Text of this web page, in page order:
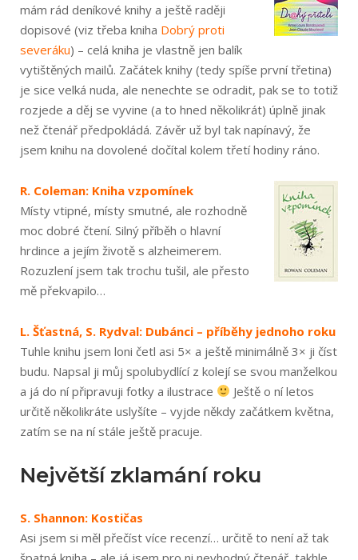
mám rád deníkové knihy a ještě raději
dopisové (viz třeba kniha Dobrý proti
severáku) – celá kniha je vlastně jen balík
vytištěných mailů. Začátek knihy (tedy spíše první třetina)
je sice velká nuda, ale nenechte se odradit, pak se to totiž
rozjede a děj se vyvine (a to hned několikrát) úplně jinak
než čtenář předpokládá. Závěr už byl tak napínavý, že
jsem knihu na dovolené dočítal kolem třetí hodiny ráno.
R. Coleman: Kniha vzpomínek
Místy vtipné, místy smutné, ale rozhodně
moc dobré čtení. Silný příběh o hlavní
hrdince a jejím životě s alzheimerem.
Rozuzlení jsem tak trochu tušil, ale přesto
mě překvapilo…
L. Šťastná, S. Rydval: Dubánci – příběhy jednoho roku
Tuhle knihu jsem loni četl asi 5× a ještě minimálně 3× ji číst
budu. Napsal ji můj spolubydlící z kolejí se svou manželkou
a já do ní připravuji fotky a ilustrace
Ještě o ní letos
určitě několikráte uslyšíte – vyjde někdy začátkem května,
zatím se na ní stále ještě pracuje.
Největší zklamání roku
S. Shannon: Kostičas
Asi jsem si měl přečíst více recenzí… určitě to není až tak